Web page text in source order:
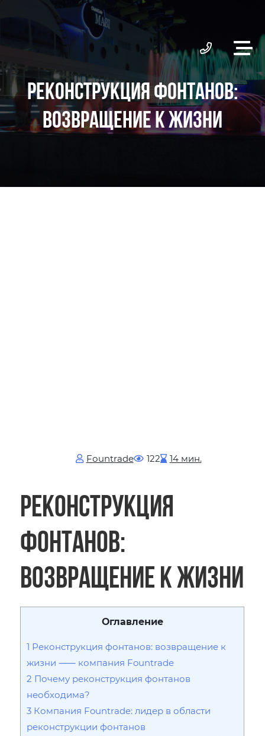
РЕКОНСТРУКЦИЯ ФОНТАНОВ:
ВОЗВРАЩЕНИЕ К ЖИЗНИ
Fоuntrade 122 14 мин.
Реконструкция
фонтанов:
возвращение к жизни
Оглавление
1 Реконструкция фонтанов: возвращение к
жизни ⸺ компания Fountrade
2 Почему реконструкция фонтанов
необходима?
3 Компания Fountrade: лидер в области
реконструкции фонтанов